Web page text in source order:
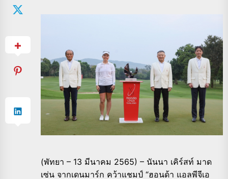
(พัทยา – 13 มีนาคม 2565) – นันนา เคิร์สท์ มาด
เซ่น จากเดนมาร์ก คว้าแชมป์ “ฮอนด้า แอลพีจีเอ